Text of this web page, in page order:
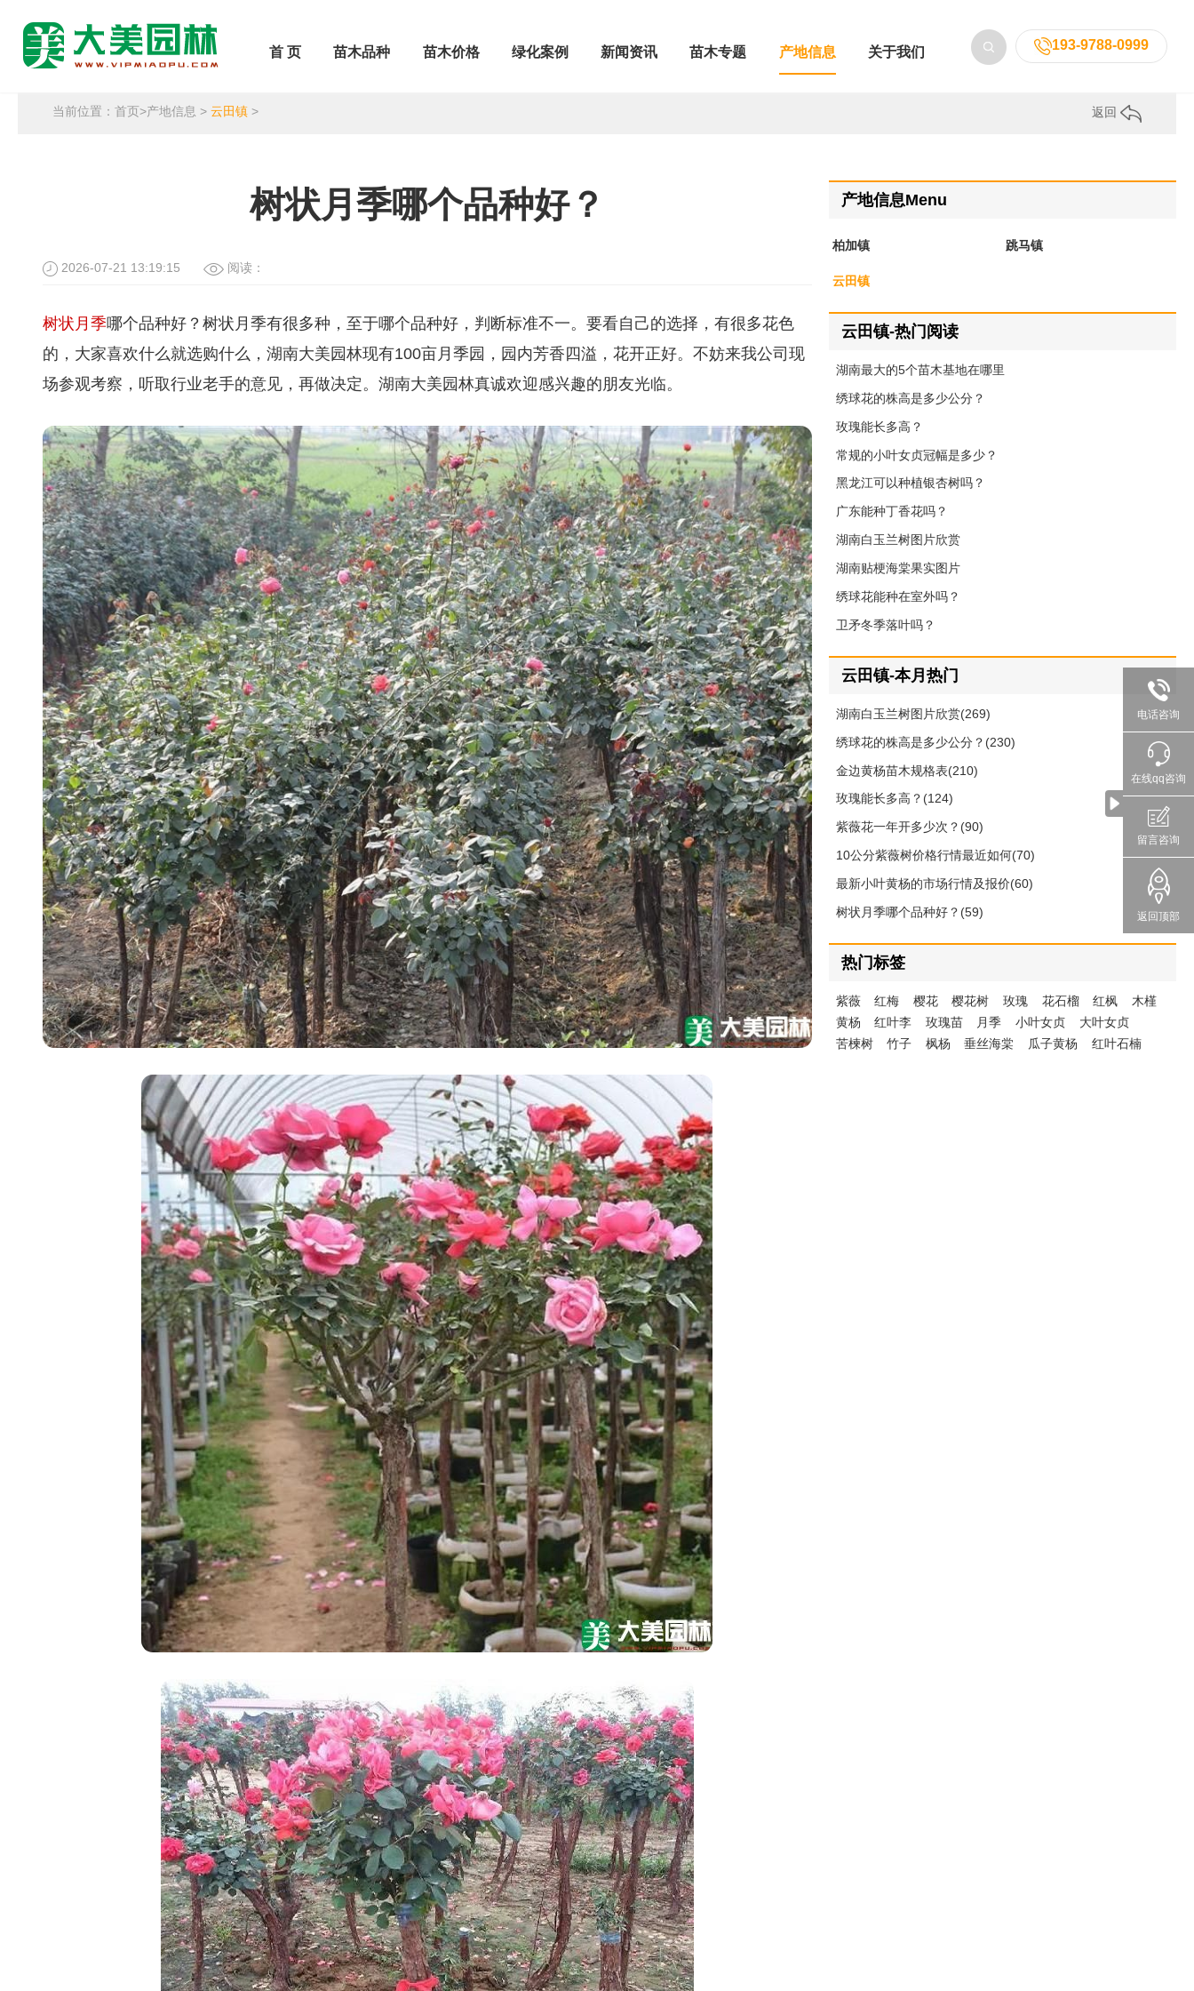
193-9788-0999
首 页 苗木品种 苗木价格 绿化案例 新闻资讯 苗木专题 产地信息 关于我们
电话咨询
在线qq咨询
留言咨询
返回顶部
当前位置：首页>产地信息 >云田镇 > 返回
树状月季哪个品种好？
2026-07-21 13:19:15 阅读：
树状月季哪个品种好？树状月季有很多种，至于哪个品种好，判断标准不一。要看自己的选择，有很多花色
的，大家喜欢什么就选购什么，湖南大美园林现有100亩月季园，园内芳香四溢，花开正好。不妨来我公司现
场参观考察，听取行业老手的意见，再做决定。湖南大美园林真诚欢迎感兴趣的朋友光临。
产地信息Menu
柏加镇 跳马镇
云田镇
云田镇-热门阅读
湖南最大的5个苗木基地在哪里
绣球花的株高是多少公分？
玫瑰能长多高？
常规的小叶女贞冠幅是多少？
黑龙江可以种植银杏树吗？
广东能种丁香花吗？
湖南白玉兰树图片欣赏
湖南贴梗海棠果实图片
绣球花能种在室外吗？
卫矛冬季落叶吗？
云田镇-本月热门
湖南白玉兰树图片欣赏(269)
绣球花的株高是多少公分？(230)
金边黄杨苗木规格表(210)
玫瑰能长多高？(124)
紫薇花一年开多少次？(90)
10公分紫薇树价格行情最近如何(70)
最新小叶黄杨的市场行情及报价(60)
树状月季哪个品种好？(59)
热门标签
紫薇 红梅 樱花 樱花树 玫瑰 花石榴 红枫
木槿
黄杨
红叶李 玫瑰苗 月季 小叶女贞
大叶女贞
苦楝树
竹子 枫杨 垂丝海棠 瓜子黄杨 红叶石楠